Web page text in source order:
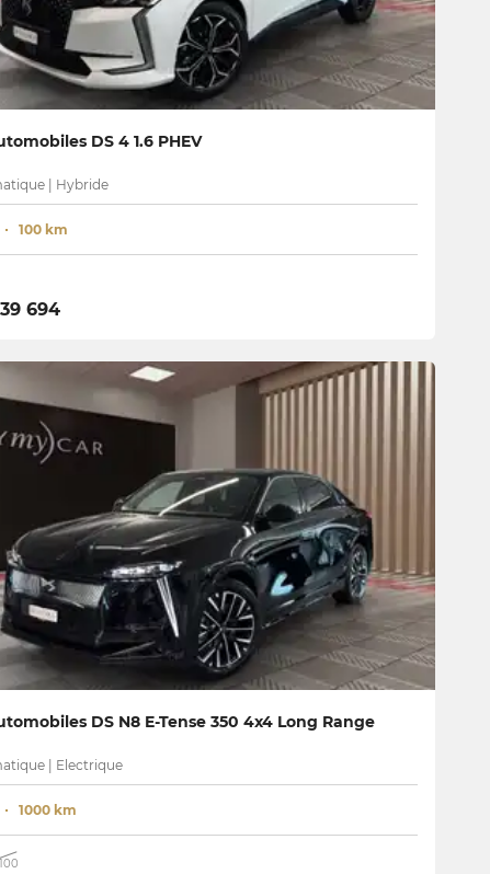
DS 4 1.6 PHEV
| Hybride
100 km
694
DS N8 E-Tense 350 4x4 Long Range
| Electrique
1000 km